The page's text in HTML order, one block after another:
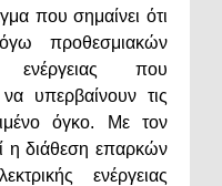
που σημαίνει ότι
προθεσμιακών
ενέργειας που
υπερβαίνουν τις
όγκο. Με τον
η διάθεση επαρκών
ενέργειας